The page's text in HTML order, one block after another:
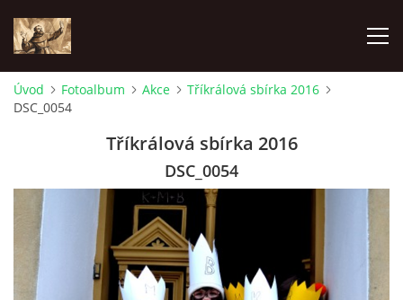
ÚVOD
SAMOFINANCOVÁNÍ
PASTORAČNÍ RADA
Úvod Fotoalbum Akce
Tříkrálová sbírka 2016
DSC_0054
Tříkrálová sbírka 2016
DSC_0054